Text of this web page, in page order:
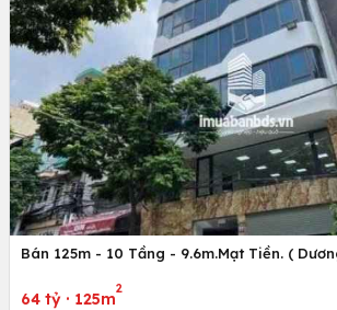
Bán 125m - 10 Tầng - 9.6m.Mạt Tiền. (
64 tỷ · 125m
2